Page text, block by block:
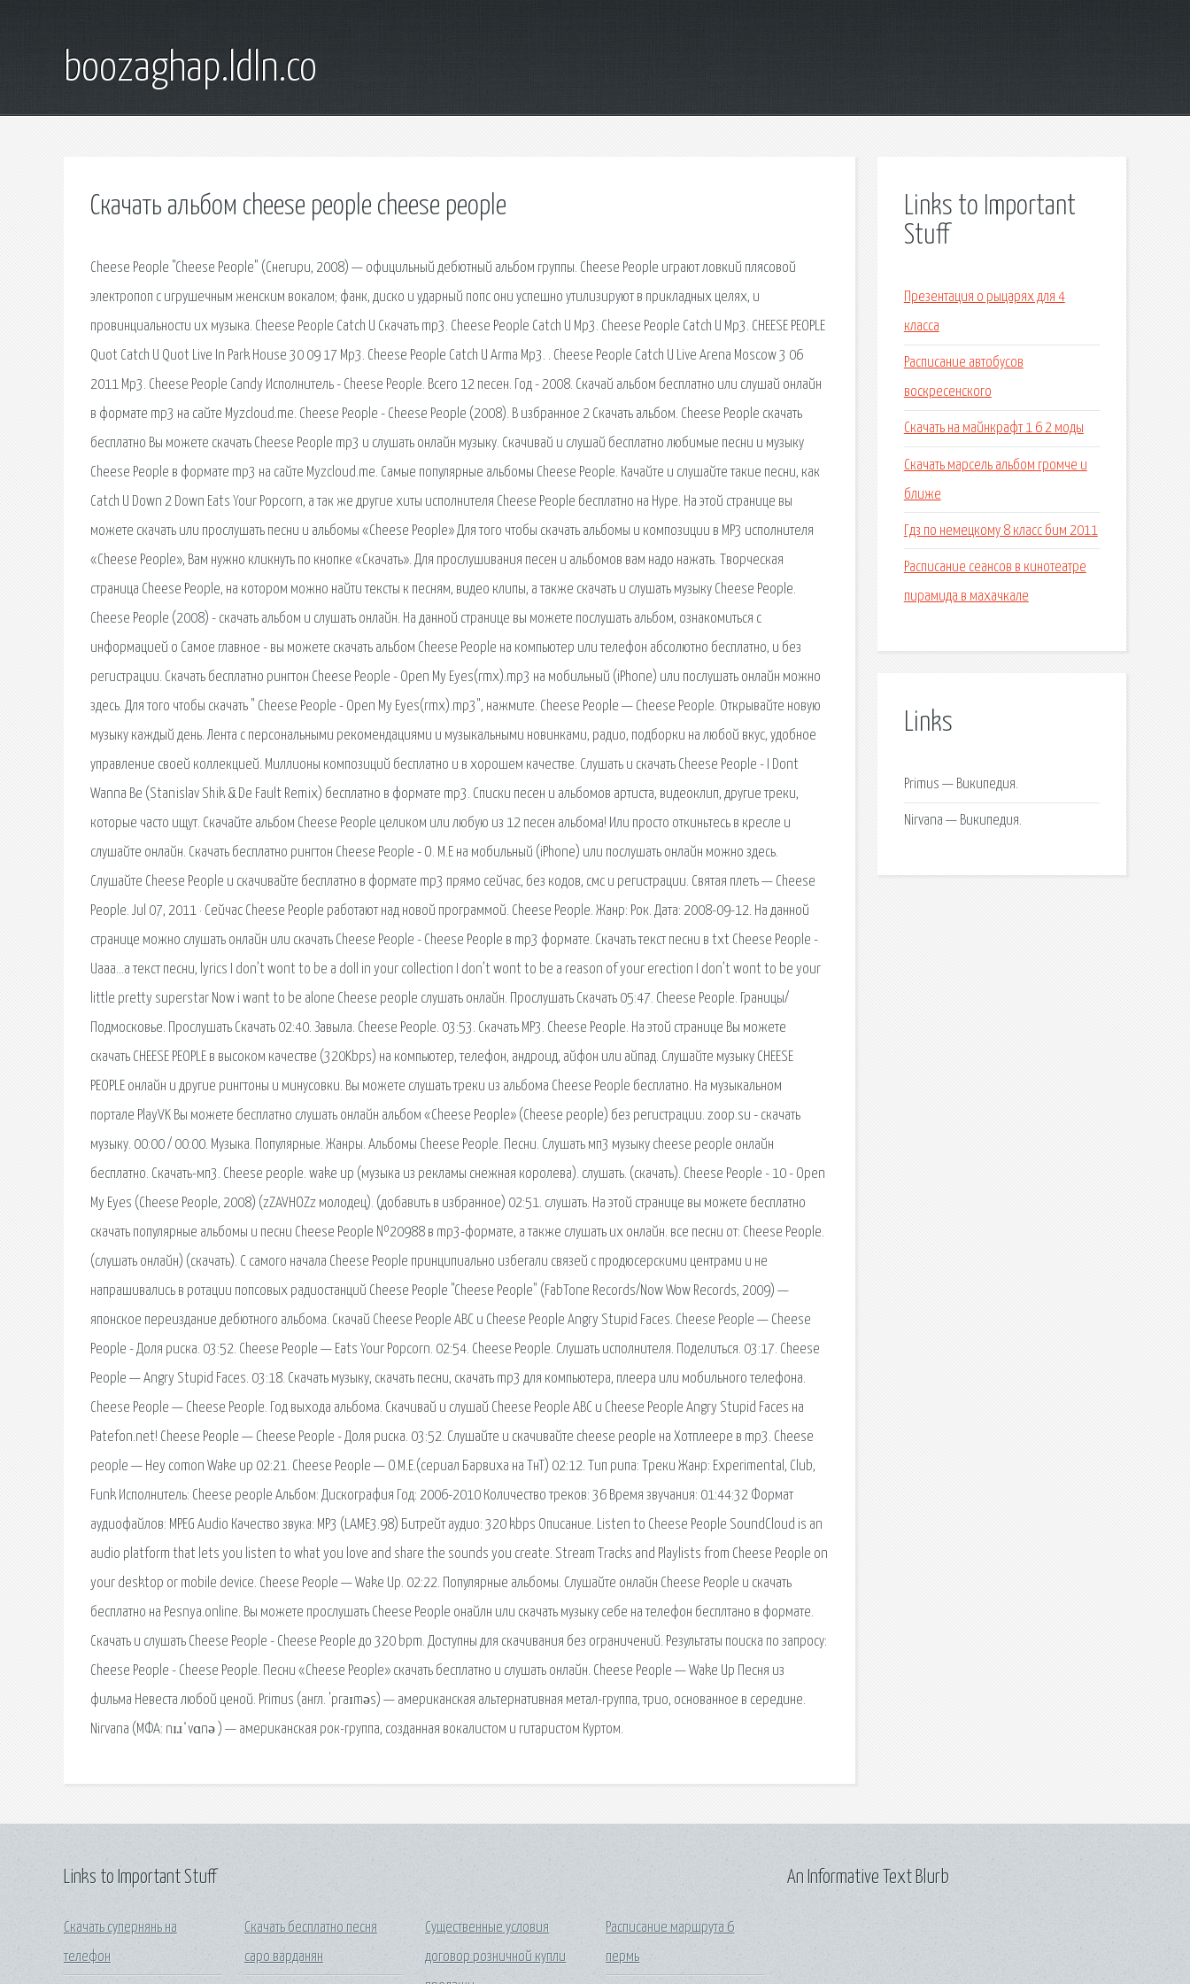
boozaghap.ldln.co
Скачать альбом cheese people cheese people
Cheese People "Cheese People" (Снегири, 2008) — официльный дебютный альбом группы. Cheese People играют ловкий плясовой
электропоп с игрушечным женским вокалом; фанк, диско и ударный попс они успешно утилизируют в прикладных целях, и
провинциальности их музыка. Cheese People Catch U Скачать mp3. Cheese People Catch U Mp3. Cheese People Catch U Mp3. CHEESE PEOPLE
Quot Catch U Quot Live In Park House 30 09 17 Mp3. Cheese People Catch U Arma Mp3. . Cheese People Catch U Live Arena Moscow 3 06
2011 Mp3. Cheese People Candy Исполнитель - Cheese People. Всего 12 песен. Год - 2008. Скачай альбом бесплатно или слушай онлайн
в формате mp3 на сайте Myzcloud.me. Cheese People - Cheese People (2008). В избранное 2 Скачать альбом. Cheese People скачать
бесплатно Вы можете скачать Cheese People mp3 и слушать онлайн музыку. Скачивай и слушай бесплатно любимые песни и музыку
Cheese People в формате mp3 на сайте Myzcloud.me. Самые популярные альбомы Cheese People. Качайте и слушайте такие песни, как
Catch U Down 2 Down Eats Your Popcorn, а так же другие хиты исполнителя Cheese People бесплатно на Нуре. На этой странице вы
можете скачать или прослушать песни и альбомы «Cheese People» Для того чтобы скачать альбомы и композиции в MP3 исполнителя
«Cheese People», Вам нужно кликнуть по кнопке «Скачать». Для прослушивания песен и альбомов вам надо нажать. Творческая
страница Cheese People, на котором можно найти тексты к песням, видео клипы, а также скачать и слушать музыку Cheese People.
Cheese People (2008) - скачать альбом и слушать онлайн. На данной странице вы можете послушать альбом, ознакомиться с
информацией о Самое главное - вы можете скачать альбом Cheese People на компьютер или телефон абсолютно бесплатно, и без
регистрации. Cкачать бесплатно рингтон Cheese People - Open My Eyes(rmx).mp3 на мобильный (iPhone) или послушать онлайн можно
здесь. Для того чтобы скачать " Cheese People - Open My Eyes(rmx).mp3", нажмите. Cheese People — Cheese People. Открывайте новую
музыку каждый день. Лента с персональными рекомендациями и музыкальными новинками, радио, подборки на любой вкус, удобное
управление своей коллекцией. Миллионы композиций бесплатно и в хорошем качестве. Слушать и скачать Cheese People - I Dont
Wanna Be (Stanislav Shik & De Fault Remix) бесплатно в формате mp3. Списки песен и альбомов артиста, видеоклип, другие треки,
которые часто ищут. Скачайте альбом Cheese People целиком или любую из 12 песен альбома! Или просто откиньтесь в кресле и
слушайте онлайн. Cкачать бесплатно рингтон Cheese People - О. М.Е на мобильный (iPhone) или послушать онлайн можно здесь.
Слушайте Cheese People и скачивайте бесплатно в формате mp3 прямо сейчас, без кодов, смс и регистрации. Святая плеть — Cheese
People. Jul 07, 2011 · Сейчас Cheese People работают над новой программой. Cheese People. Жанр: Рок. Дата: 2008-09-12. На данной
странице можно слушать онлайн или скачать Cheese People - Cheese People в mp3 формате. Скачать текст песни в txt Cheese People -
Uaaa…a текст песни, lyrics I don’t wont to be a doll in your collection I don’t wont to be a reason of your erection I don’t wont to be your
little pretty superstar Now i want to be alone Cheese people слушать онлайн. Прослушать Скачать 05:47. Cheese People. Границы/
Подмосковье. Прослушать Скачать 02:40. Завыла. Cheese People. 03:53. Скачать MP3. Cheese People. На этой странице Вы можете
скачать CHEESE PEOPLE в высоком качестве (320Kbps) на компьютер, телефон, андроид, айфон или айпад. Слушайте музыку CHEESE
PEOPLE онлайн и другие рингтоны и минусовки. Вы можете слушать треки из альбома Cheese People бесплатно. На музыкальном
портале PlayVK Вы можете бесплатно слушать онлайн альбом «Cheese People» (Cheese people) без регистрации. zoop.su - скачать
музыку. 00:00 / 00:00. Музыка. Популярные. Жанры. Альбомы Cheese People. Песни. Слушать мп3 музыку cheese people онлайн
бесплатно. Скачать-мп3. Cheese people. wake up (музыка из рекламы снежная королева). слушать. (скачать). Cheese People - 10 - Open
My Eyes (Cheese People, 2008) (zZAVHOZz молодец). (добавить в избранное) 02:51. слушать. На этой странице вы можете бесплатно
скачать популярные альбомы и песни Cheese People №20988 в mp3-формате, а также слушать их онлайн. все песни от: Cheese People.
(слушать онлайн) (скачать). С самого начала Cheese People принципиально избегали связей с продюсерскими центрами и не
напрашивались в ротации попсовых радиостанций Cheese People "Cheese People" (FabTone Records/Now Wow Records, 2009) —
японское переиздание дебютного альбома. Скачай Cheese People ABC и Cheese People Angry Stupid Faces. Cheese People — Cheese
People - Доля риска. 03:52. Cheese People — Eats Your Popcorn. 02:54. Cheese People. Слушать исполнителя. Поделиться. 03:17. Cheese
People — Angry Stupid Faces. 03:18. Скачать музыку, скачать песни, скачать mp3 для компьютера, плеера или мобильного телефона.
Cheese People — Cheese People. Год выхода альбома. Скачивай и слушай Cheese People ABC и Cheese People Angry Stupid Faces на
Patefon.net! Cheese People — Cheese People - Доля риска. 03:52. Слушайте и скачивайте cheese people на Хотплеере в mp3. Cheese
people — Нey comon Wake up 02:21. Cheese People — O.M.E.(сериал Барвиха на ТнТ) 02:12. Тип рипа: Треки Жанр: Experimental, Club,
Funk Исполнитель: Cheese people Альбом: Дискография Год: 2006-2010 Количество треков: 36 Время звучания: 01:44:32 Формат
аудиофайлов: MPEG Audio Качество звука: MP3 (LAME3.98) Битрейт аудио: 320 kbps Описание. Listen to Cheese People SoundCloud is an
audio platform that lets you listen to what you love and share the sounds you create. Stream Tracks and Playlists from Cheese People on
your desktop or mobile device. Cheese People — Wake Up. 02:22. Популярные альбомы. Слушайте онлайн Cheese People и скачать
бесплатно на Pesnya.online. Вы можете прослушать Cheese People онайлн или скачать музыку себе на телефон бесплтано в формате.
Скачать и слушать Cheese People - Cheese People до 320 bpm. Доступны для скачивания без ограничений. Результаты поиска по запросу:
Cheese People - Cheese People. Песни «Cheese People» скачать бесплатно и слушать онлайн. Cheese People — Wake Up Песня из
фильма Невеста любой ценой. Primus (англ. 'praɪməs) — американская альтернативная метал-группа, трио, основанное в середине.
Nirvana (МФА: nɪɹˈvɑnə ) — американская рок-группа, созданная вокалистом и гитаристом Куртом.
Links to Important
Stuff
Презентация о рыцарях для 4
класса
Расписание автобусов
воскресенского
Скачать на майнкрафт 1 6 2 моды
Скачать марсель альбом громче и
ближе
Гдз по немецкому 8 класс бим 2011
Расписание сеансов в кинотеатре
пирамида в махачкале
Links
Primus — Википедия.
Nirvana — Википедия.
Links to Important Stuff
Скачать супернянь на
телефон
Скачать бесплатно песня
саро варданян
Существенные условия
договор розничной купли
Расписание маршрута 6
пермь
An Informative Text Blurb